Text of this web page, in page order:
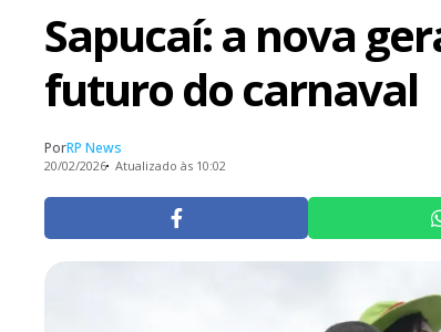
Sapucaí: a nova
futuro do carnaval
PorRP News
20/02/2026 Atualizado às 10:02